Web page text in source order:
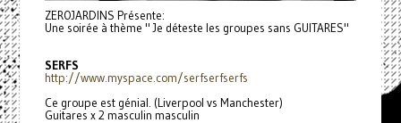
ZEROJARDINS Présente:
Une soirée à thème " Je déteste les groupes sans GUITARES"
SERFS
http://www.myspace.com/serfserfserfs
Ce groupe est génial. (Liverpool vs Manchester)
Guitares x 2 masculin masculin